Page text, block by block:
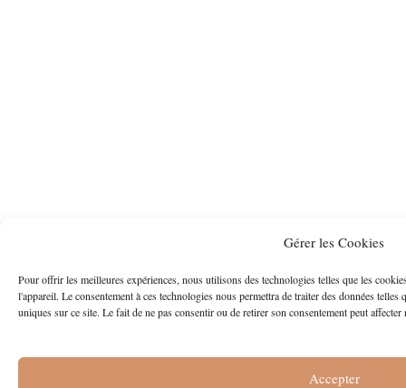
Gérer les Cookies
Pour offrir les meilleures expériences, nous utilisons des technologies telles que les
l'appareil. Le consentement à ces technologies nous permettra de traiter des données
uniques sur ce site. Le fait de ne pas consentir ou de retirer son consentement peut
Accepter